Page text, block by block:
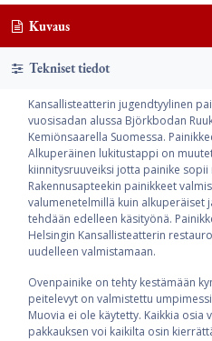
Kuvaus
Tekniset tiedot
Kansallisteatterin jugendtyylinen
vuosisadan alussa Björkbodan
Kemiönsaarella Suomessa.
Alkuperäinen lukitustappi on
kiinnitysruuveiksi jotta painike
Rakennusapteekin painikkeet
valumenetelmillä kuin alkuperäiset
tehdään edelleen käsityönä.
Helsingin Kansallisteatterin
uudelleen valmistamaan.
Ovenpainike on tehty kestämään
peitelevyt on valmistettu
Muovia ei ole käytetty. Kaikkia osia
pakkauksen voi kaikilta osin